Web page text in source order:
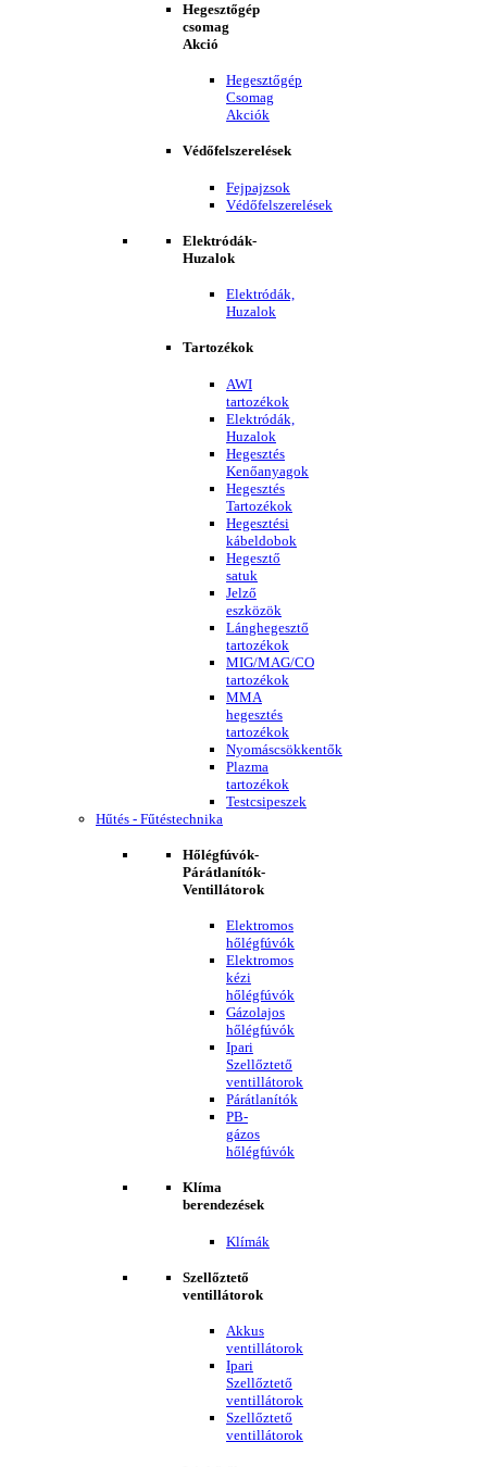
Hegesztőgép
csomag
Akció
Hegesztőgép
Csomag
Akciók
Védőfelszerelések
Fejpajzsok
Védőfelszerelések
Elektródák-
Huzalok
Elektródák,
Huzalok
Tartozékok
AWI
tartozékok
Elektródák,
Huzalok
Hegesztés
Kenőanyagok
Hegesztés
Tartozékok
Hegesztési
kábeldobok
Hegesztő
satuk
Jelző
eszközök
Lánghegesztő
tartozékok
MIG/MAG/CO
tartozékok
MMA
hegesztés
tartozékok
Nyomáscsökkentők
Plazma
tartozékok
Testcsipeszek
Hűtés - Fűtéstechnika
Hőlégfúvók-
Párátlanítók-
Ventillátorok
Elektromos
hőlégfúvók
Elektromos
kézi
hőlégfúvók
Gázolajos
hőlégfúvók
Ipari
Szellőztető
ventillátorok
Párátlanítók
PB-
gázos
hőlégfúvók
Klíma
berendezések
Klímák
Szellőztető
ventillátorok
Akkus
ventillátorok
Ipari
Szellőztető
ventillátorok
Szellőztető
ventillátorok